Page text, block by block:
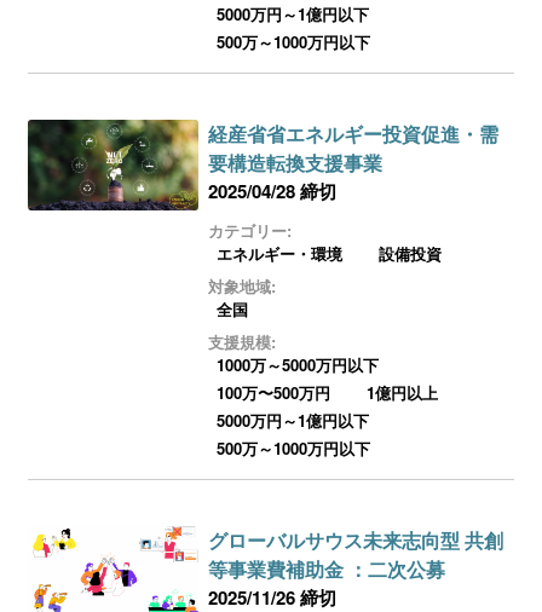
5000万円～1億円以下
500万～1000万円以下
経産省省エネルギー投資促進・需
要構造転換支援事業
2025/04/28 締切
カテゴリー:
エネルギー・環境
設備投資
対象地域:
全国
支援規模:
1000万～5000万円以下
100万〜500万円
1億円以上
5000万円～1億円以下
500万～1000万円以下
グローバルサウス未来志向型 共創
等事業費補助金 ：二次公募
2025/11/26 締切